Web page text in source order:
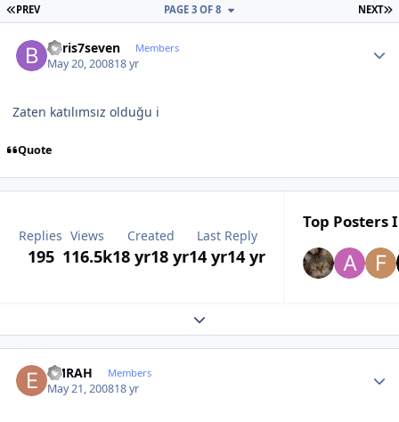
FIRST PAGE
PREV NEXT
PAGE 3 OF 8
baris7seven Members
May 20, 200818 yr
Zaten katılımsız olduğu i
Quote
Replies
195
Views
116.5k
Created
18 yr18 yr
Last Reply
14 yr14 yr
Top Posters
Expand topic overview
EMRAH Members
May 21, 200818 yr